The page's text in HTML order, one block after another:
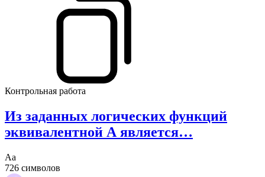
Контрольная работа
Из заданных логических функций
эквивалентной А является…
Аа
726 символов